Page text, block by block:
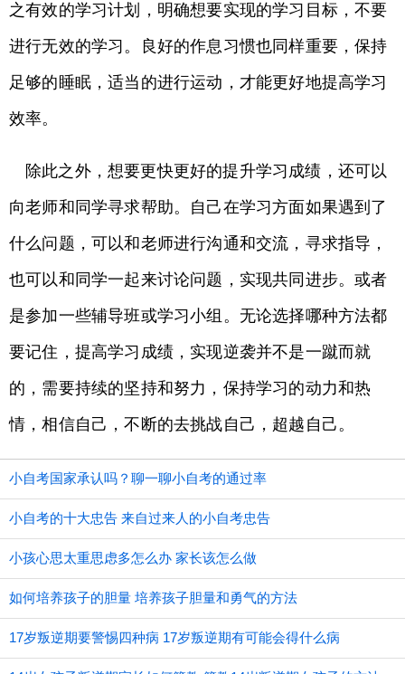
之有效的学习计划，明确想要实现的学习目标，不要
进行无效的学习。良好的作息习惯也同样重要，保持
足够的睡眠，适当的进行运动，才能更好地提高学习
效率。
除此之外，想要更快更好的提升学习成绩，还可以
向老师和同学寻求帮助。自己在学习方面如果遇到了
什么问题，可以和老师进行沟通和交流，寻求指导，
也可以和同学一起来讨论问题，实现共同进步。或者
是参加一些辅导班或学习小组。无论选择哪种方法都
要记住，提高学习成绩，实现逆袭并不是一蹴而就
的，需要持续的坚持和努力，保持学习的动力和热
情，相信自己，不断的去挑战自己，超越自己。
小自考国家承认吗？聊一聊小自考的通过率
小自考的十大忠告 来自过来人的小自考忠告
小孩心思太重思虑多怎么办 家长该怎么做
如何培养孩子的胆量 培养孩子胆量和勇气的方法
17岁叛逆期要警惕四种病 17岁叛逆期有可能会得什么病